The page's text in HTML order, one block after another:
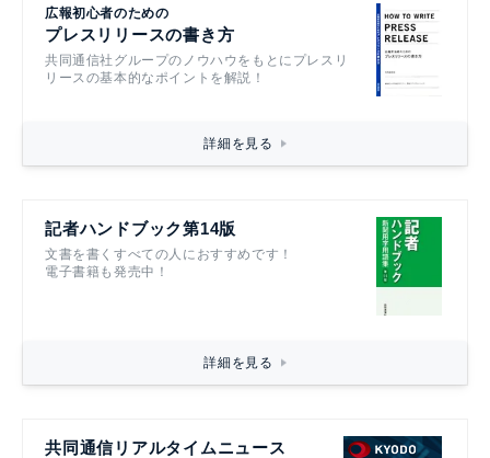
広報初心者のための
プレスリリースの書き方
共同通信社グループのノウハウをもとにプレスリ
リースの基本的なポイントを解説！
詳細を見る
記者ハンドブック第14版
文書を書くすべての人におすすめです！
電子書籍も発売中！
詳細を見る
共同通信リアルタイムニュース